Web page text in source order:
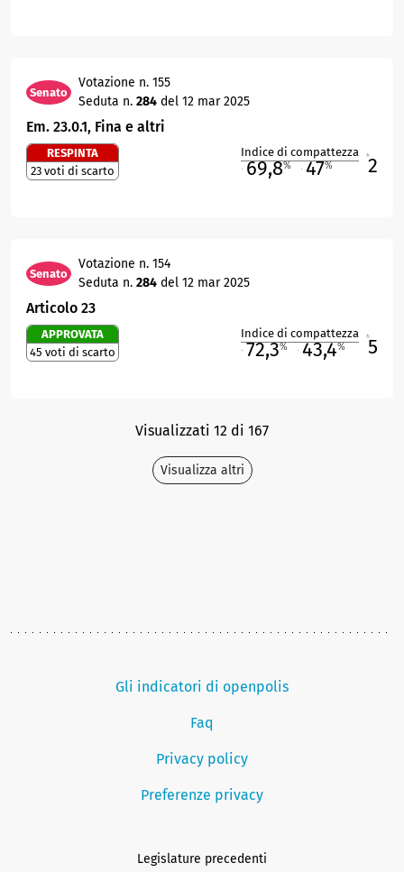
Senato
Votazione n. 155
Seduta n. 284 del 12 mar 2025
Em. 23.0.1, Fina e altri
RESPINTA
23 voti di scarto
Indice di compattezza
69,8% 47% 2
Senato
Votazione n. 154
Seduta n. 284 del 12 mar 2025
Articolo 23
APPROVATA
45 voti di scarto
Indice di compattezza
72,3% 43,4% 5
Visualizzati 12 di 167
Visualizza altri
Gli indicatori di openpolis
Faq
Privacy policy
Preferenze privacy
Legislature precedenti